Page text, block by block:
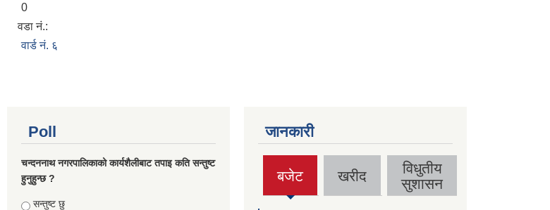
0
वडा नं.:
वार्ड नं. ६
Poll
चन्दननाथ नगरपालिकाको कार्यशैलीबाट तपाइ कति सन्तुष्ट
हुनुहुन्छ ?
Choices
सन्तुष्ट छु
जानकारी
बजेट
(active
tab)
खरीद
विधुतीय
सुशासन